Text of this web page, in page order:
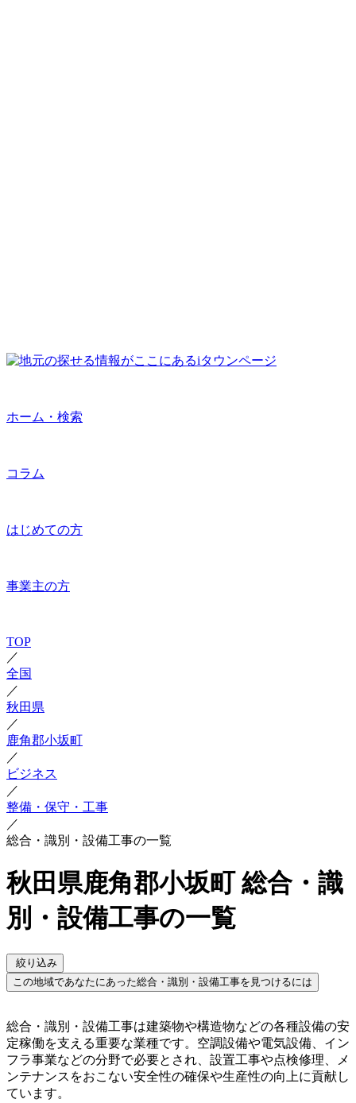
ホーム・検索
コラム
はじめての方
事業主の方
TOP
／
全国
／
秋田県
／
鹿角郡小坂町
／
ビジネス
／
整備・保守・工事
／
総合・識別・設備工事の一覧
秋田県鹿角郡小坂町 総合・識
別・設備工事の一覧
絞り込み
この地域であなたにあった総合・識別・設備工事を見つけるには
総合・識別・設備工事は建築物や構造物などの各種設備の安
定稼働を支える重要な業種です。空調設備や電気設備、イン
フラ事業などの分野で必要とされ、設置工事や点検修理、メ
ンテナンスをおこない安全性の確保や生産性の向上に貢献し
ています。